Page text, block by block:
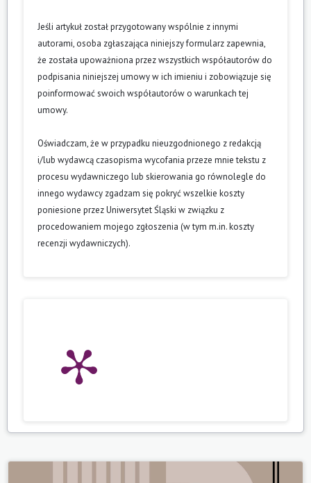
Jeśli artykuł został przygotowany wspólnie z innymi
autorami, osoba zgłaszająca niniejszy formularz zapewnia,
że została upoważniona przez wszystkich współautorów do
podpisania niniejszej umowy w ich imieniu i zobowiązuje się
poinformować swoich współautorów o warunkach tej
umowy.
Oświadczam, że w przypadku nieuzgodnionego z redakcją
i/lub wydawcą czasopisma wycofania przeze mnie tekstu z
procesu wydawniczego lub skierowania go równolegle do
innego wydawcy zgadzam się pokryć wszelkie koszty
poniesione przez Uniwersytet Śląski w związku z
procedowaniem mojego zgłoszenia (w tym m.in. koszty
recenzji wydawniczych).